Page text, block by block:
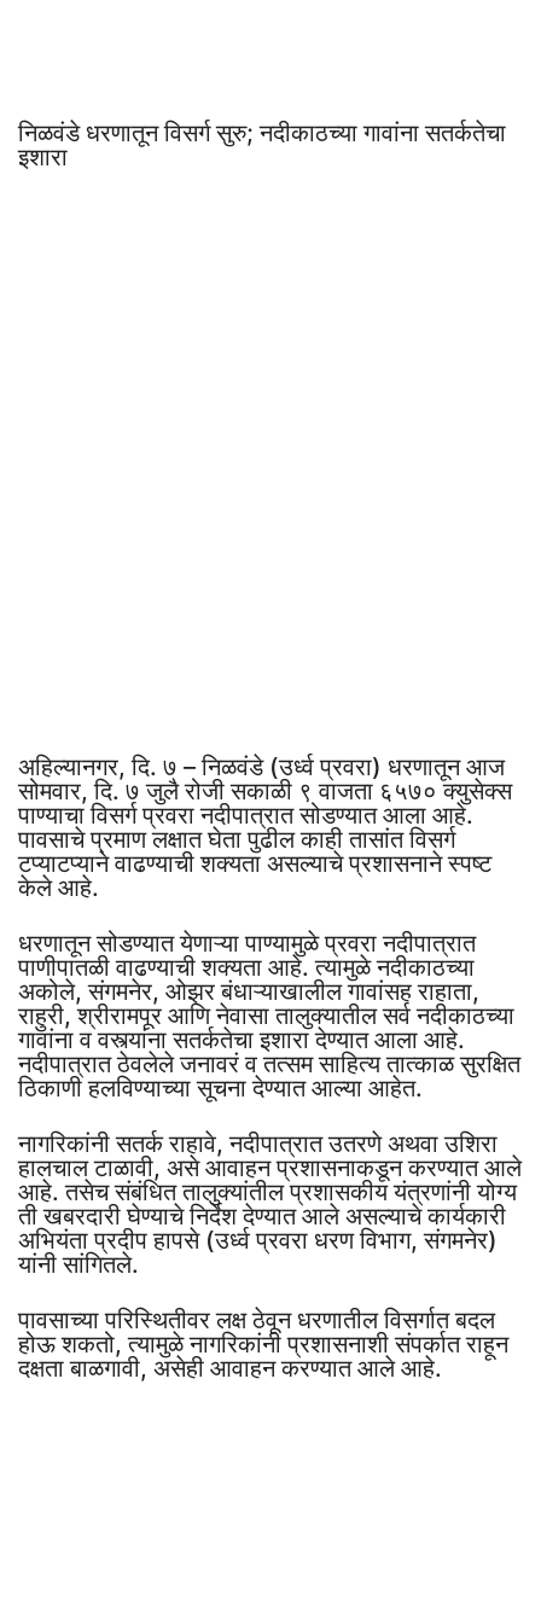
निळवंडे धरणातून विसर्ग सुरु; नदीकाठच्या गावांना सतर्कतेचा
इशारा
अहिल्यानगर, दि. ७ – निळवंडे (उर्ध्व प्रवरा) धरणातून आज
सोमवार, दि. ७ जुलै रोजी सकाळी ९ वाजता ६५७० क्युसेक्स
पाण्याचा विसर्ग प्रवरा नदीपात्रात सोडण्यात आला आहे.
पावसाचे प्रमाण लक्षात घेता पुढील काही तासांत विसर्ग
टप्याटप्याने वाढण्याची शक्यता असल्याचे प्रशासनाने स्पष्ट
केले आहे.
धरणातून सोडण्यात येणाऱ्या पाण्यामुळे प्रवरा नदीपात्रात
पाणीपातळी वाढण्याची शक्यता आहे. त्यामुळे नदीकाठच्या
अकोले, संगमनेर, ओझर बंधाऱ्याखालील गावांसह राहाता,
राहुरी, श्रीरामपूर आणि नेवासा तालुक्यातील सर्व नदीकाठच्या
गावांना व वस्त्यांना सतर्कतेचा इशारा देण्यात आला आहे.
नदीपात्रात ठेवलेले जनावरं व तत्सम साहित्य तात्काळ सुरक्षित
ठिकाणी हलविण्याच्या सूचना देण्यात आल्या आहेत.
नागरिकांनी सतर्क राहावे, नदीपात्रात उतरणे अथवा उशिरा
हालचाल टाळावी, असे आवाहन प्रशासनाकडून करण्यात आले
आहे. तसेच संबंधित तालुक्यांतील प्रशासकीय यंत्रणांनी योग्य
ती खबरदारी घेण्याचे निर्देश देण्यात आले असल्याचे कार्यकारी
अभियंता प्रदीप हापसे (उर्ध्व प्रवरा धरण विभाग, संगमनेर)
यांनी सांगितले.
पावसाच्या परिस्थितीवर लक्ष ठेवून धरणातील विसर्गात बदल
होऊ शकतो, त्यामुळे नागरिकांनी प्रशासनाशी संपर्कात राहून
दक्षता बाळगावी, असेही आवाहन करण्यात आले आहे.